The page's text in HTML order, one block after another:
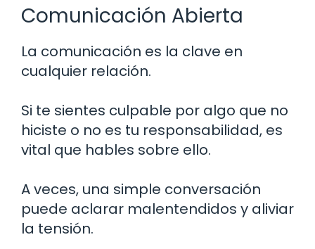
Comunicación Abierta
La comunicación es la clave en
cualquier relación.
Si te sientes culpable por algo que no
hiciste o no es tu responsabilidad, es
vital que hables sobre ello.
A veces, una simple conversación
puede aclarar malentendidos y aliviar
la tensión.